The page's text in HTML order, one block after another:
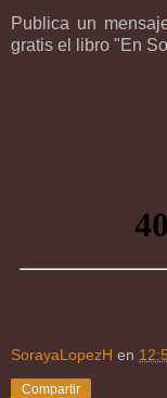
Publica un
gratis el libro "En
SorayaLopezH en
Compartir